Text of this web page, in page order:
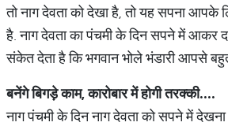
तो नाग देवता को देखा है, तो यह सपना आपके
है. नाग देवता का पंचमी के दिन सपने में आकर
संकेत देता है कि भगवान भोले भंडारी आपसे
बनेंगेबिगड़ेकाम,कारोबारमेंहोगीतरक्की....
नाग पंचमी के दिन नाग देवता को सपने में